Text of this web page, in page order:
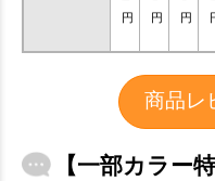
円 円 円
商品レ
【一部カラ